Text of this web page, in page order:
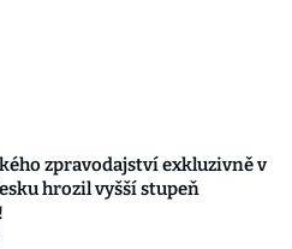
zpravodajství exkluzivně v
hrozil vyšší stupeň